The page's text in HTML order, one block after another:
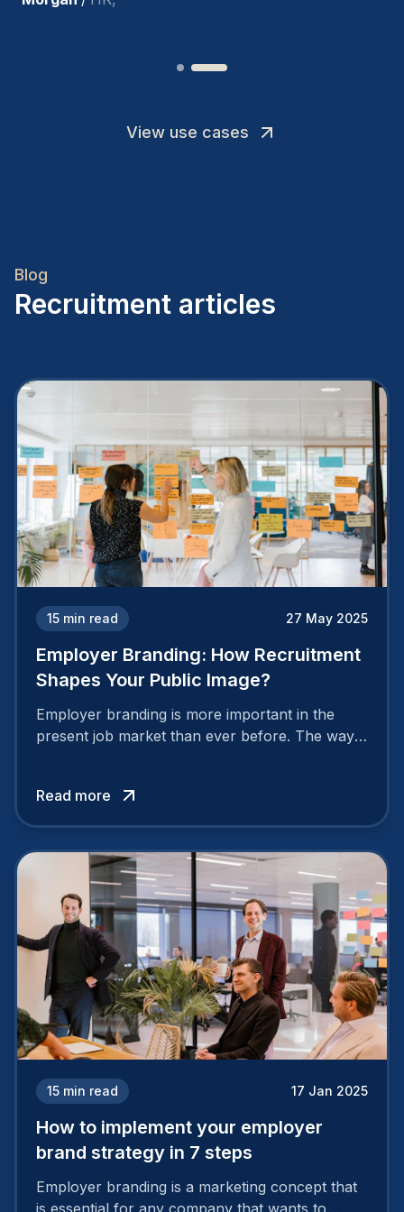
View use cases
Blog
Recruitment articles
15 min read 27 May 2025
Employer Branding: How Recruitment
Shapes Your Public Image?
Employer branding is more important in the
present job market than ever before. The way
Read more
15 min read 17 Jan 2025
How to implement your employer
brand strategy in 7 steps
Employer branding is a marketing concept that
is essential for any company that wants to